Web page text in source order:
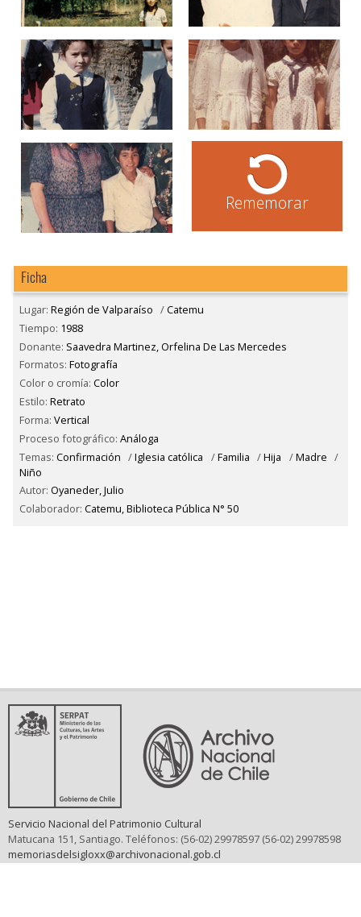
Rememorar
Ficha
Lugar: Región de Valparaíso /Catemu
Tiempo: 1988
Donante: Saavedra Martinez, Orfelina De Las Mercedes
Formatos: Fotografía
Color o cromía: Color
Estilo: Retrato
Forma: Vertical
Proceso fotográfico: Análoga
Temas: Confirmación /Iglesia católica /Familia /Hija /Madre /
Niño
Autor: Oyaneder, Julio
Colaborador: Catemu, Biblioteca Pública N° 50
Servicio Nacional del Patrimonio Cultural
Matucana 151, Santiago. Teléfonos: (56-02) 29978597 (56-02) 29978598
memoriasdelsigloxx@archivonacional.gob.cl